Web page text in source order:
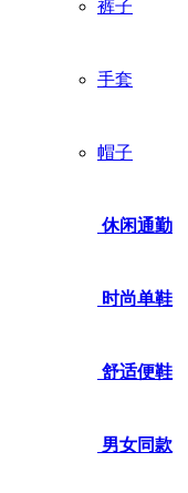
裤子
手套
帽子
休闲通勤
时尚单鞋
舒适便鞋
男女同款